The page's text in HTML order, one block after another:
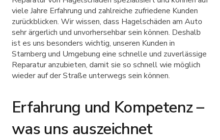
viele Jahre Erfahrung und zahlreiche zufriedene Kunden
zurückblicken. Wir wissen, dass Hagelschäden am Auto
sehr ärgerlich und unvorhersehbar sein können. Deshalb
ist es uns besonders wichtig, unseren Kunden in
Starnberg und Umgebung eine schnelle und zuverlässige
Reparatur anzubieten, damit sie so schnell wie möglich
wieder auf der Straße unterwegs sein können.
Erfahrung und Kompetenz –
was uns auszeichnet